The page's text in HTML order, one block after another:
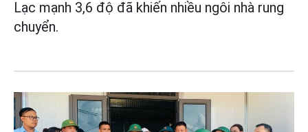
Lạc mạnh 3,6 độ đã khiến nhiều ngôi nhà rung
chuyển.